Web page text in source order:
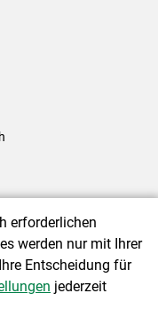
|Barrierefreiheit|
erforderlichen
werden nur mit Ihrer
Entscheidung für
jederzeit